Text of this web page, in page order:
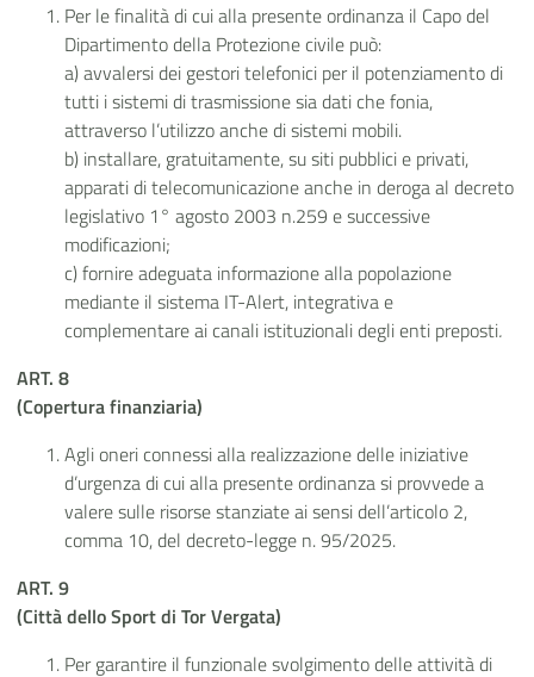
Per le finalità di cui alla presente ordinanza il Capo del
Dipartimento della Protezione civile può:
a) avvalersi dei gestori telefonici per il potenziamento di
tutti i sistemi di trasmissione sia dati che fonia,
attraverso l’utilizzo anche di sistemi mobili.
b) installare, gratuitamente, su siti pubblici e privati,
apparati di telecomunicazione anche in deroga al decreto
legislativo 1° agosto 2003 n.259 e successive
modificazioni;
c) fornire adeguata informazione alla popolazione
mediante il sistema IT-Alert, integrativa e
complementare ai canali istituzionali degli enti preposti.
ART. 8
(Copertura finanziaria)
Agli oneri connessi alla realizzazione delle iniziative
d’urgenza di cui alla presente ordinanza si provvede a
valere sulle risorse stanziate ai sensi dell’articolo 2,
comma 10, del decreto-legge n. 95/2025.
ART. 9
(Città dello Sport di Tor Vergata)
Per garantire il funzionale svolgimento delle attività di